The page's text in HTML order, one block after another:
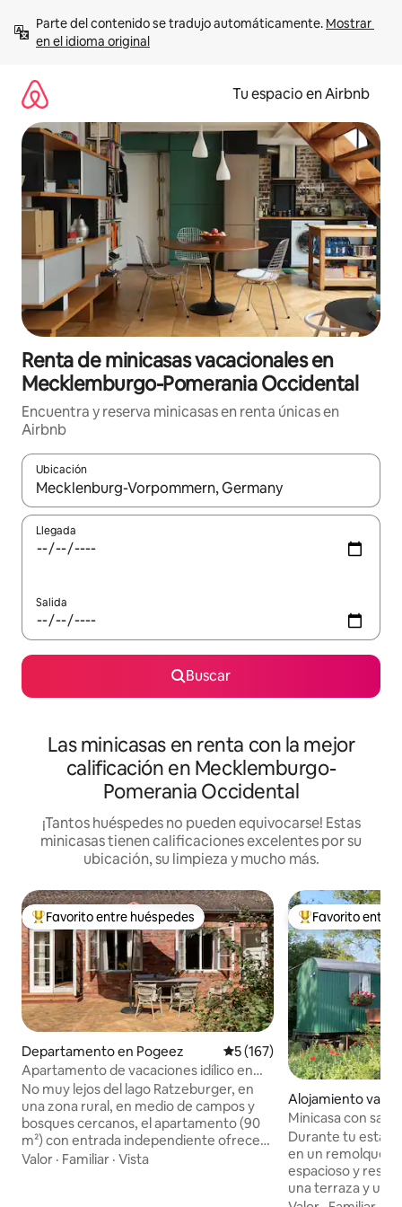
contenido
Parte del contenido se tradujo automáticamente. Mostrar
en el idioma original
Tu espacio en Airbnb
Renta de minicasas vacacionales en
Mecklemburgo-Pomerania Occidental
Encuentra y reserva minicasas en renta únicas en
Airbnb
Ubicación
Cuando los resultados estén disponibles, podrás navegar
Llegada
Salida
Buscar
Las minicasas en renta con la mejor
calificación en Mecklemburgo-
Pomerania Occidental
¡Tantos huéspedes no pueden equivocarse! Estas
minicasas tienen calificaciones excelentes por su
ubicación, su limpieza y mucho más.
De los mejores en Favorito entre huéspedes
Favorito entre huéspedes
Departamento en Pogeez Calificación promedio: 5 de
5 (167)
Apartamento de vacaciones idílico en
una antigua granja
No muy lejos del lago Ratzeburger, en
una zona rural, en medio de campos y
bosques cercanos, el apartamento (90
m²) con entrada independiente ofrece
espacio para hasta 4 personas. Las
Valor · Familiar · Vista
De los mejores
Favorito entre
Alojamiento
itzacker
Minicasa con
meditación
Durante tu
en un remolque
espacioso y
una terraza y un área